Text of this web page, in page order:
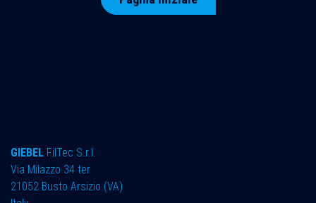
GIEBEL FilTec S.r.l.
Via Milazzo 34 ter ​
21052 Busto Arsizio (VA)